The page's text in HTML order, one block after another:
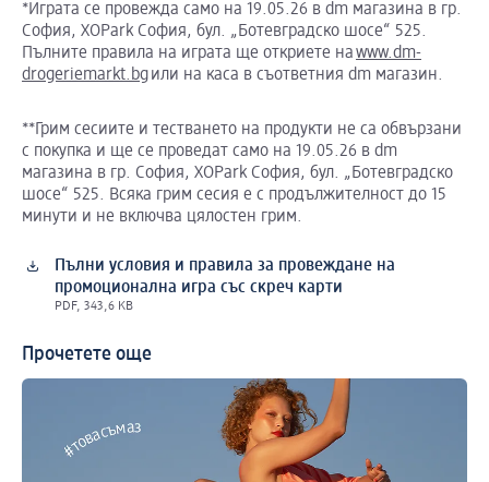
*Играта се провежда само на 19.05.26 в dm магазина в гр.
София, XOPark София, бул. „Ботевградско шосе“ 525.
Пълните правила на играта ще откриете наwww.dm-
drogeriemarkt.bgили на каса в съответния dm магазин.
**Грим сесиите и тестването на продукти не са обвързани
с покупка и ще се проведат само на 19.05.26 в dm
магазина в гр. София, XOPark София, бул. „Ботевградско
шосе“ 525. Всяка грим сесия е с продължителност до 15
минути и не включва цялостен грим.
Пълни условия и правила за провеждане на
промоционална игра със скреч карти
PDF, 343,6 KB
Прочетете още